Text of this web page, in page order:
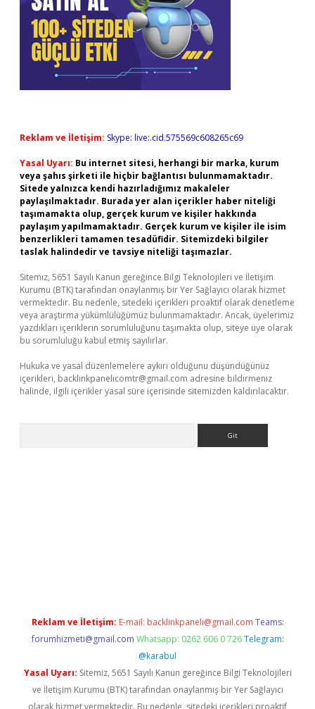
Reklam ve İletişim: Skype: live:.cid.575569c608265c69
Yasal Uyarı: Bu internet sitesi, herhangi bir marka, kurum
veya şahıs şirketi ile hiçbir bağlantısı bulunmamaktadır.
Sitede yalnızca kendi hazırladığımız makaleler
paylaşılmaktadır. Burada yer alan içerikler haber niteliği
taşımamakta olup, gerçek kurum ve kişiler hakkında
paylaşım yapılmamaktadır. Gerçek kurum ve kişiler ile isim
benzerlikleri tamamen tesadüfidir. Sitemizdeki bilgiler
taslak halindedir ve tavsiye niteliği taşımazlar.
Sitemiz, 5651 Sayılı Kanun gereğince Bilgi Teknolojileri ve İletişim
Kurumu (BTK) tarafından onaylanmış bir Yer Sağlayıcı olarak hizmet
vermektedir. Bu nedenle, sitedeki içerikleri proaktif olarak denetleme
veya araştırma yükümlülüğümüz bulunmamaktadır. Ancak, üyelerimiz
yazdıkları içeriklerin sorumluluğunu taşımakta olup, siteye üye olarak
bu sorumluluğu kabul etmiş sayılırlar.
Hukuka ve yasal düzenlemelere aykırı olduğunu düşündüğünüz
içerikleri, backlinkpanelicomtr@gmail.com adresine bildirmeniz
halinde, ilgili içerikler yasal süre içerisinde sitemizden kaldırılacaktır.
Reklam ve İletişim: E-mail: backlinkpaneli@gmail.com Teams:
forumhizmeti@gmail.com Whatsapp: 0262 606 0 726 Telegram:
@karabul
Yasal Uyarı: Sitemiz, 5651 Sayılı Kanun gereğince Bilgi Teknolojileri
ve İletişim Kurumu (BTK) tarafından onaylanmış bir Yer Sağlayıcı
olarak hizmet vermektedir. Bu nedenle, sitedeki içerikleri proaktif